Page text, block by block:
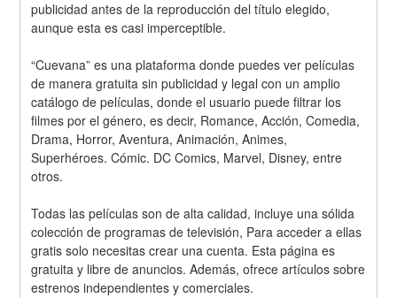
publicidad antes de la reproducción del título elegido,
aunque esta es casi imperceptible.
“Cuevana” es una plataforma donde puedes ver películas
de manera gratuita sin publicidad y legal con un amplio
catálogo de películas, donde el usuario puede filtrar los
filmes por el género, es decir, Romance, Acción, Comedia,
Drama, Horror, Aventura, Animación, Animes,
Superhéroes. Cómic. DC Comics, Marvel, Disney, entre
otros.
Todas las películas son de alta calidad, incluye una sólida
colección de programas de televisión, Para acceder a ellas
gratis solo necesitas crear una cuenta. Esta página es
gratuita y libre de anuncios. Además, ofrece artículos sobre
estrenos independientes y comerciales.